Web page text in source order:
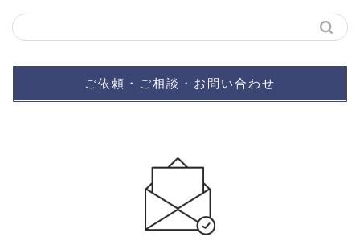
ご依頼・ご相談・お問い合わせ